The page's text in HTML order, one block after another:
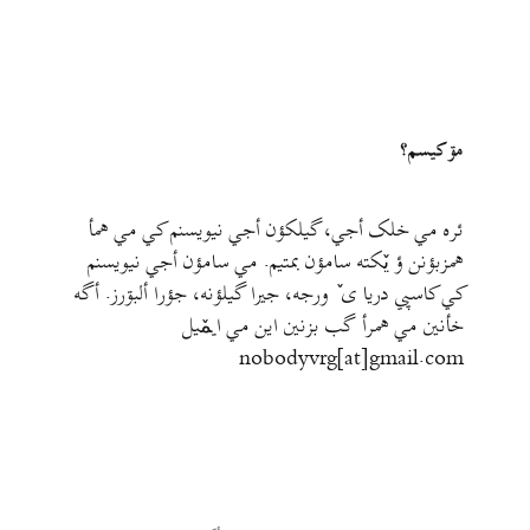
مۊ کيسم؟
ئره مي خلک أجي، گيلکؤن أجي نيويسنم کي مي همأ
همزبؤنن ؤ يٚکته سامؤن بمتيم. مي سامؤن أجي نيويسنم
کي کاسپي دريا ی ٚ ورجه، جيرا گيلؤنه، جؤرا ألبۊرز. أگه
خأنين مي همرأ گب بزنين اين مي ايمٚیل‌ ‌
nobodyvrg[at]gmail.com